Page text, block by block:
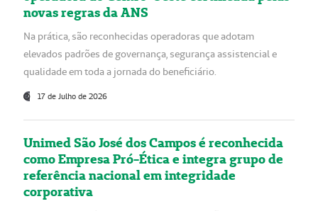
novas regras da ANS
Na prática, são reconhecidas operadoras que adotam
elevados padrões de governança, segurança assistencial e
qualidade em toda a jornada do beneficiário.
17 de Julho de 2026
Unimed São José dos Campos é reconhecida
como Empresa Pró-Ética e integra grupo de
referência nacional em integridade
corporativa